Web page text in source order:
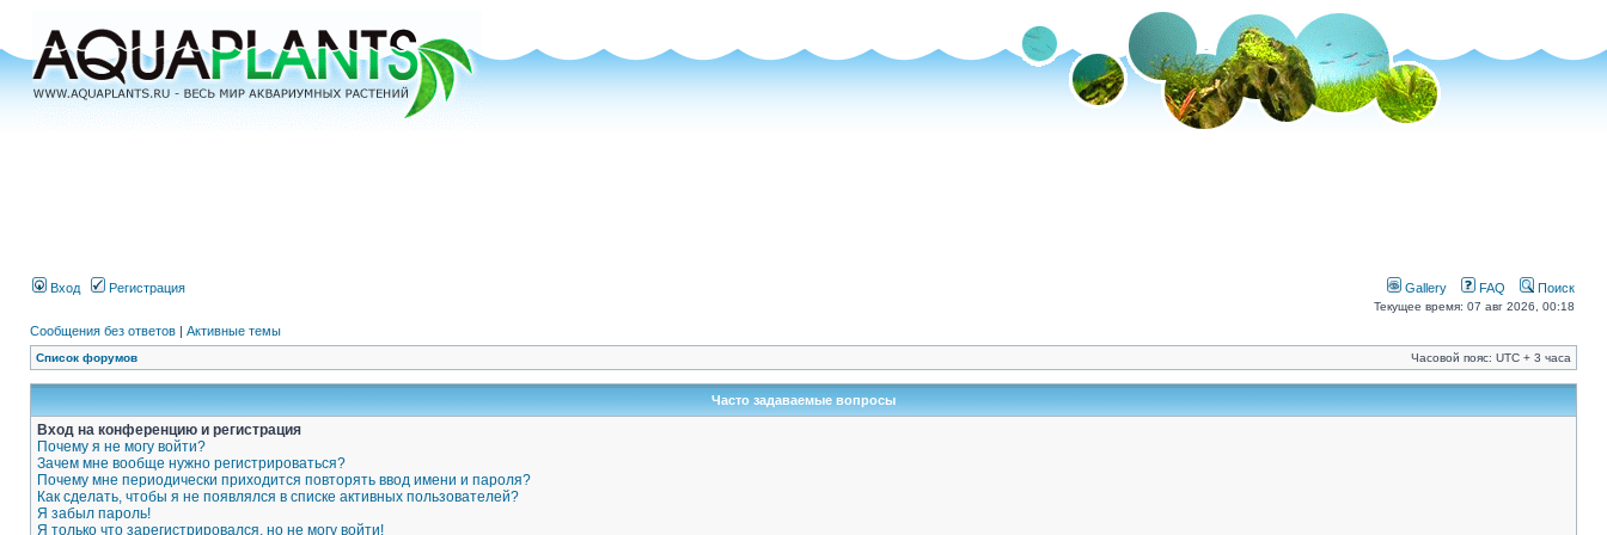
Вход Регистрация Gallery FAQ Поиск
Текущее время: 07 авг 2026, 00:18
Сообщения без ответов | Активные темы
Список форумов Часовой пояс: UTC + 3 часа
Часто задаваемые вопросы
Вход на конференцию и регистрация
Почему я не могу войти?
Зачем мне вообще нужно регистрироваться?
Почему мне периодически приходится повторять ввод имени и пароля?
Как сделать, чтобы я не появлялся в списке активных пользователей?
Я забыл пароль!
Я только что зарегистрировался, но не могу войти!